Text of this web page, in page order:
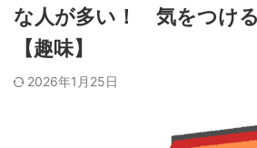
な人が多い！ 気をつけ
【趣味】
2026年1月25日